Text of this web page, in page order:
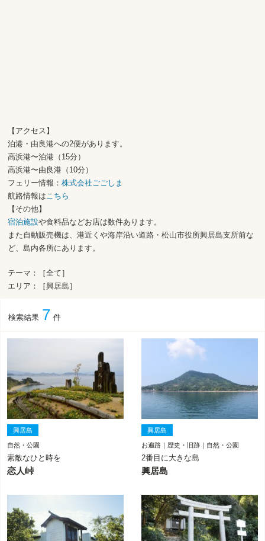
【アクセス】
泊港・由良港への2便があります。
高浜港〜泊港（15分）
高浜港〜由良港（10分）
フェリー情報：株式会社ごごしま
航路情報は こちら
【その他】
宿泊施設や食料品などお店は数件あります。
また自動販売機は、港近くや海岸沿い道路・松山市役所興居島支所前な
ど、島内各所にあります。
テーマ：［全て］
エリア：［興居島］
検索結果 7 件
興居島
自然・公園
素敵なひと時を
恋人峠
興居島
お遍路｜歴史・旧跡｜自然・公園
2番目に大きな島
興居島